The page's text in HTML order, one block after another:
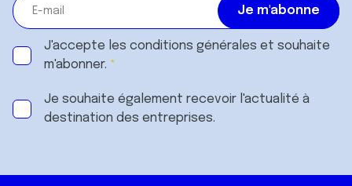
J'accepte les conditions générales et souhaite
m'abonner.
Je souhaite également recevoir l'actualité à
destination des entreprises.